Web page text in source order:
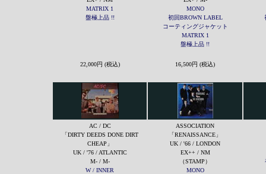
MATRIX 1
盤極上品 !!
MONO
初回BROWN LABEL
コーティングジャケット
MATRIX 1
盤極上品 !!
22,000円 (税込) 16,500円 (税込)
AC / DC
「DIRTY DEEDS DONE DIRT
CHEAP」
UK / '76 / ATLANTIC
M- / M-
W / INNER
ASSOCIATION
「RENAISSANCE」
UK / '66 / LONDON
EX++ / NM
（STAMP）
MONO